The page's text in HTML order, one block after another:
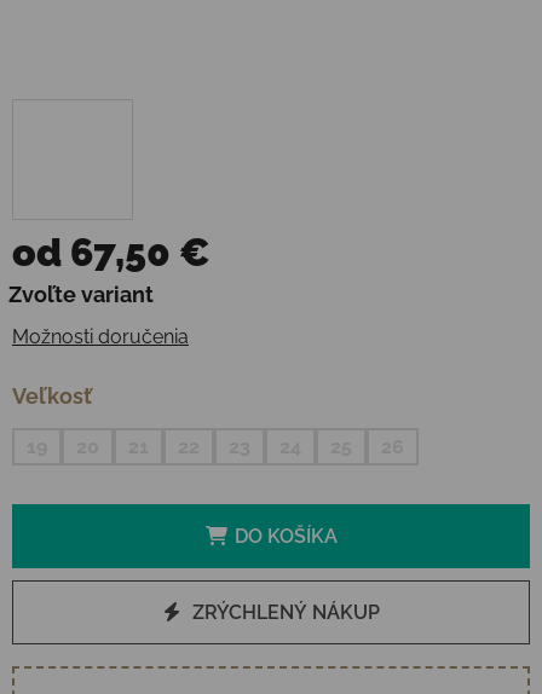
od 67,50 €
Jednotková cena:
Zvoľte variant
Možnosti doručenia
Veľkosť
DO KOŠÍKA
ZRÝCHLENÝ NÁKUP